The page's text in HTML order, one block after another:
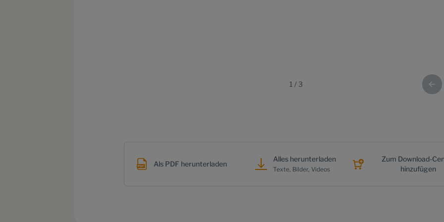
1 / 3
Als PDF herunterladen
Alles herunterladen
Texte, Bilder, Videos
Zum Download-
hinzufügen